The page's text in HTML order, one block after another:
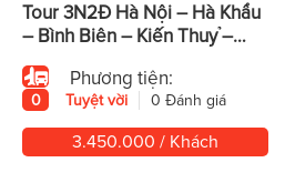
Tour 3N2Đ Hà Nội – Hà Khẩu
– Bình Biên – Kiến Thuỷ –
Động Yến Tử – Mông Tự
Phương tiện:
0 Tuyệt vời 0 Đánh giá
3.450.000 / Khách